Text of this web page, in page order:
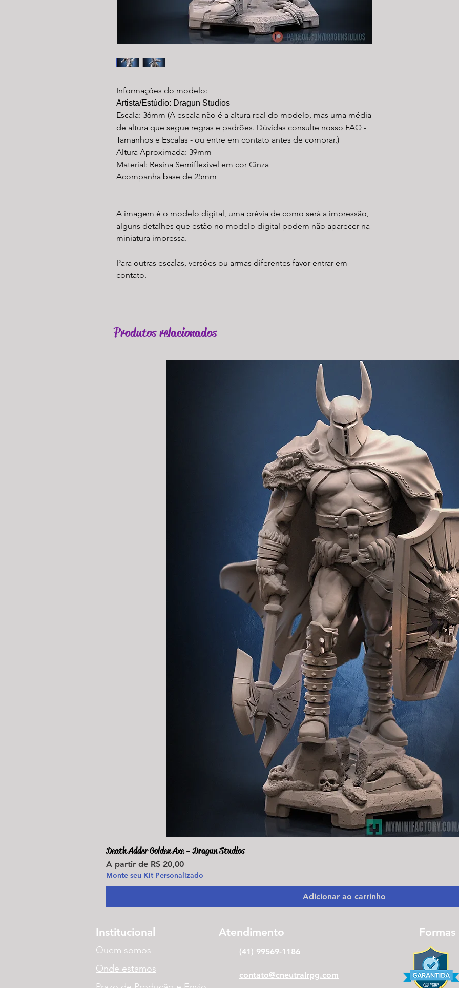
Informações do modelo:
Artista/Estúdio: Dragun Studios
Escala: 36mm (A escala não é a altura real do modelo, mas uma média
de altura que segue regras e padrões. Dúvidas consulte nosso FAQ -
Tamanhos e Escalas - ou entre em contato antes de comprar.)
Altura Aproximada: 39mm
Material: Resina Semiflexível em cor Cinza
Acompanha base de 25mm
A imagem é o modelo digital, uma prévia de como será a impressão,
alguns detalhes que estão no modelo digital podem não aparecer na
miniatura impressa.
Para outras escalas, versões ou armas diferentes favor entrar em
contato.
Produtos relacionados
Death Adder Golden Axe - Dragun Studios
A partir de R$ 20,00
Preço promocional
Monte seu Kit Personalizado
Adicionar ao carrinho
Institucional Atendimento
Quem somos (41) 99569-1186
Onde estamos
contato@cneutralrpg.com